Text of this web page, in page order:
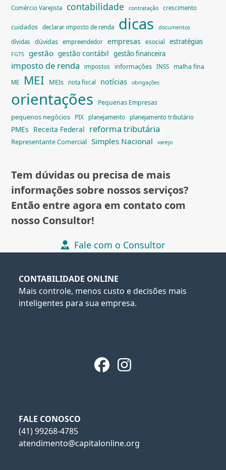
Comércio Varejista
contabilidade contratação crescimento
cuidados declarar imposto de renda dicas documentos
dívidas dúvidas empreendedor empresas esocial estratégias
FGTS gestão gestão contábil gestão financeira
imposto de renda impostos informações INSS malha fina
ME MEI MEIs nota fiscal notícias obrigações
orientações Pequenas Empresas
pequenos negócios PIX planejamento planejamento tributário
PMEs Receita Federal reforma tributária
Representante Comercial Simples Nacional varejo
Tem dúvidas ou precisa de mais
informações sobre nossos serviços?
Então entre agora em contato com
nosso Consultor!
Fale com o Consultor
CONTABILIDADE ONLINE
Mais controle, menos custo e decisões mais
inteligentes para sua empresa.
Facebook
Instagram
FALE CONOSCO
(41) 99268-4785
atendimento@capitalonline.org